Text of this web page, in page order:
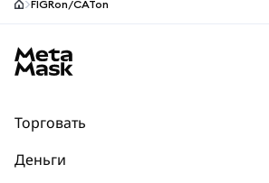
FIGRon/CATon
Торговать
Деньги